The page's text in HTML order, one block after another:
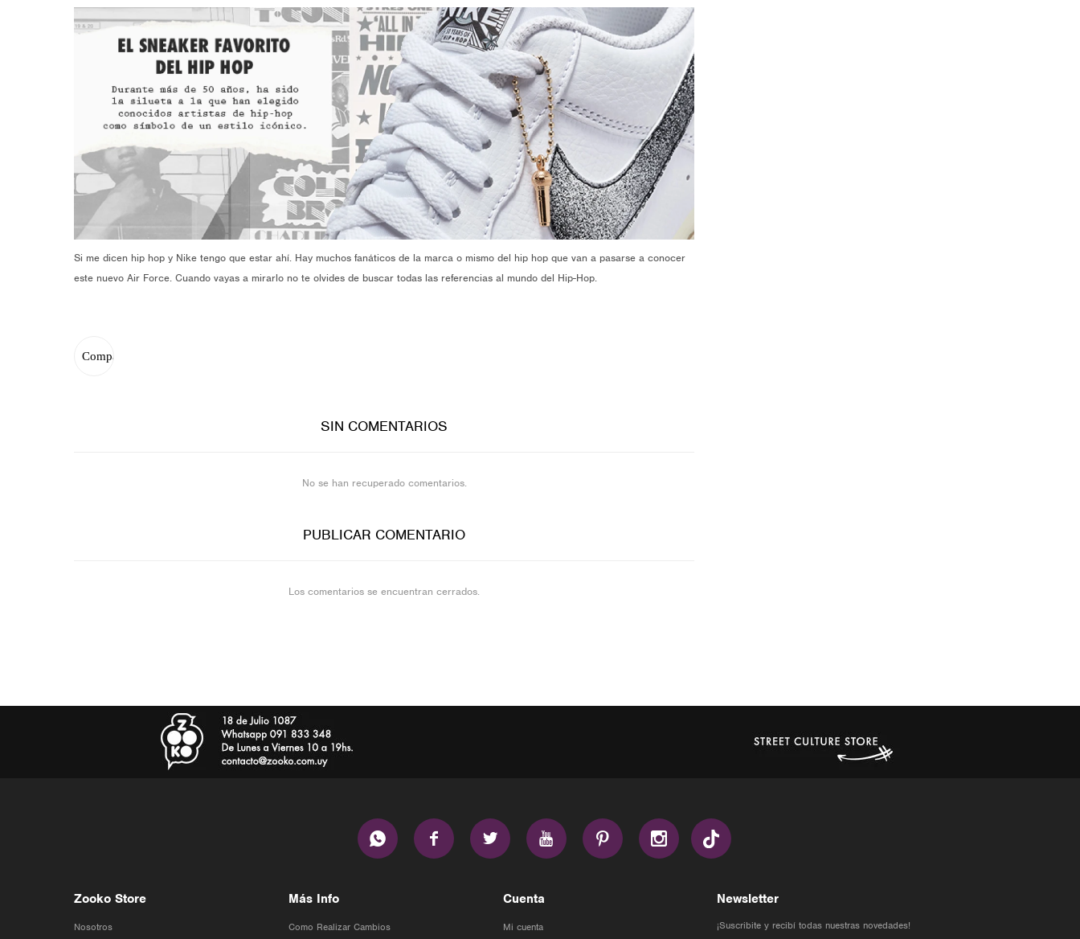
Si me dicen hip hop y Nike tengo que estar ahí. Hay muchos fanáticos de la marca o mismo del hip hop que van a pasarse a conocer
este nuevo Air Force. Cuando vayas a mirarlo no te olvides de buscar todas las referencias al mundo del Hip-Hop.
SIN COMENTARIOS
No se han recuperado comentarios.
PUBLICAR COMENTARIO
Los comentarios se encuentran cerrados.
     
Zooko Store
Nosotros
Más Info
Como Realizar Cambios
Cuenta
Mi cuenta
Newsletter
¡Suscribite y recibí todas nuestras novedades!